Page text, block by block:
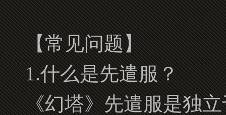
【常见问题】
1.什么是先遣服？
《幻塔》先遣服是独